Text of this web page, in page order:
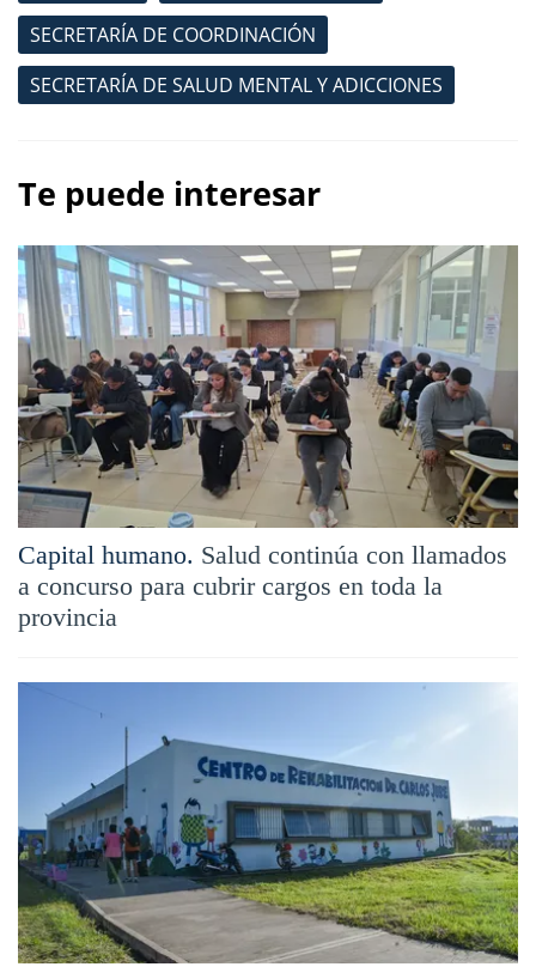
SECRETARÍA DE COORDINACIÓN
SECRETARÍA DE SALUD MENTAL Y ADICCIONES
Te puede interesar
Capital humano. Salud continúa con llamados
a concurso para cubrir cargos en toda la
provincia